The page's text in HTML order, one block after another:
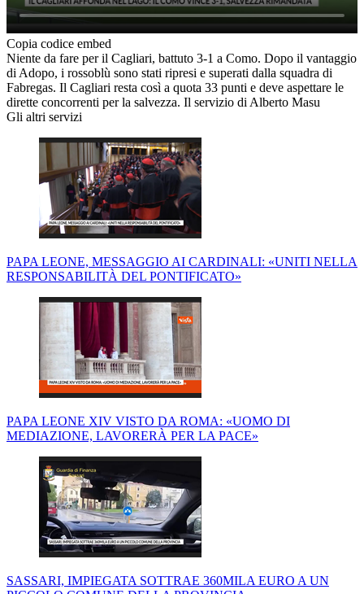
Copia codice embed
Niente da fare per il Cagliari, battuto 3-1 a Como. Dopo il vantaggio
di Adopo, i rossoblù sono stati ripresi e superati dalla squadra di
Fabregas. Il Cagliari resta così a quota 33 punti e deve aspettare le
dirette concorrenti per la salvezza. Il servizio di Alberto Masu
Gli altri servizi
PAPA LEONE, MESSAGGIO AI CARDINALI: «UNITI NELLA
RESPONSABILITÀ DEL PONTIFICATO»
PAPA LEONE XIV VISTO DA ROMA: «UOMO DI
MEDIAZIONE, LAVORERÀ PER LA PACE»
SASSARI, IMPIEGATA SOTTRAE 360MILA EURO A UN